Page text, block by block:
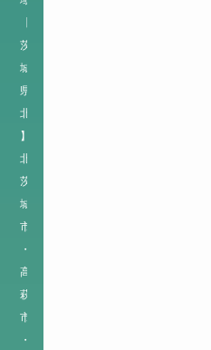
茨
城
県
北
】
北
茨
城
市
・
高
萩
市
・